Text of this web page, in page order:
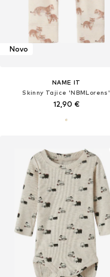
Novo
NAME IT
Skinny Tajice 'NBMLorens'
12,90 €